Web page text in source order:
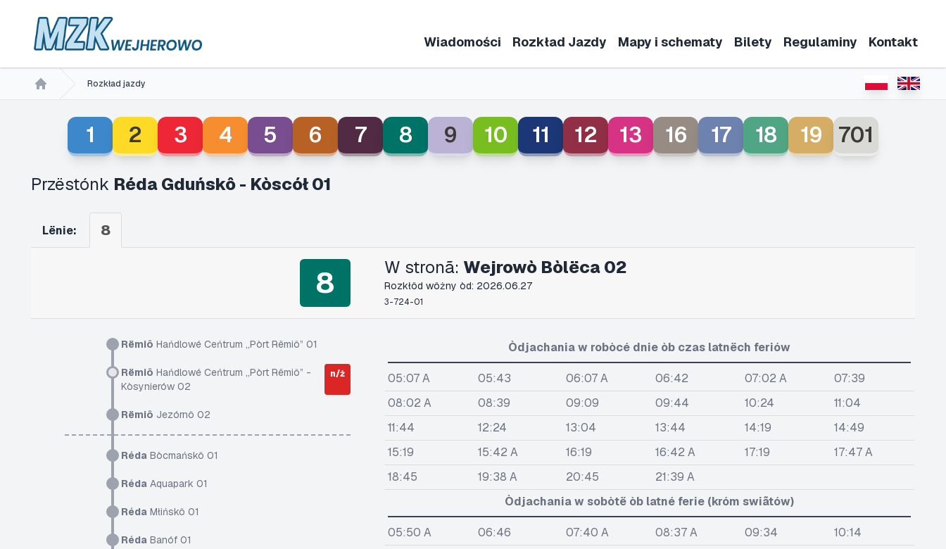
Wiadomości Rozkład Jazdy Mapy i schematy Bilety Regulaminy Kontakt
Rozkład jazdy
1 2 3 4 5 6 7 8 9 10 11 12 13 16 17 18 19 701
Przëstónk Réda Gduńskô - Kòscół 01
Lënie: 8
8 W stronã: Wejrowò Bòlëca 02
Rozkłôd wôżny òd: 2026.06.27
3-724-01
Rëmiô Hańdlowé Ceńtrum „Pòrt Rëmiô” 01
Rëmiô Hańdlowé Ceńtrum „Pòrt Rëmiô” -
Kòsynierów 02
n/ż
Rëmiô Jezórnô 02
Réda Bòcmańskô 01
Réda Aquapark 01
Réda Młińskô 01
Réda Banóf 01
Òdjachania w robòcé dnie òb czas latnëch feriów
05:07 A 05:43 06:07 A 06:42 07:02 A
07:39
08:02 A
08:39 09:09 09:44 10:24
11:04
11:44
12:24 13:04 13:44 14:19
14:49
15:19
15:42 A 16:19 16:42 A 17:19
17:47 A
18:45
19:38 A 20:45
21:39 A
Òdjachania w sobòtë òb latné ferie (króm swiãtów)
05:50 A 06:46 07:40 A 08:37 A 09:34
10:14